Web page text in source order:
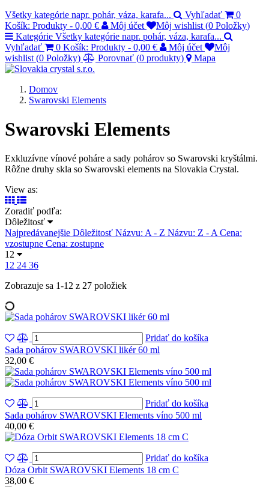
Všetky kategórie napr. pohár, váza, karafa... Vyhľadať
0
Košík: Produkty - 0,00 € Môj účet Môj wishlist (0 Položky)
Kategórie Všetky kategórie napr. pohár, váza, karafa...
Vyhľadať
0 Košík: Produkty - 0,00 € Môj účet
Môj
wishlist (0 Položky) Porovnať (0 produkty) Mapa
Domov
Swarovski Elements
Swarovski Elements
Exkluzívne vínové poháre a sady pohárov so Swarovski kryštálmi.
Rôžne druhy skla so Swarovski elements na Slovakia Crystal.
View as:
Zoradiť podľa:
Dôležitosť
Najpredávanejšie Dôležitosť Názvu: A - Z Názvu: Z - ACena:
vzostupne Cena: zostupne
12
12 24 36
Zobrazuje sa 1-12 z 27 položiek
Pridať do košíka
Sada pohárov SWAROVSKI likér 60 ml
32,00 €
Pridať do košíka
Sada pohárov SWAROVSKI Elements víno 500 ml
40,00 €
Pridať do košíka
Dóza Orbit SWAROVSKI Elements 18 cm C
38,00 €